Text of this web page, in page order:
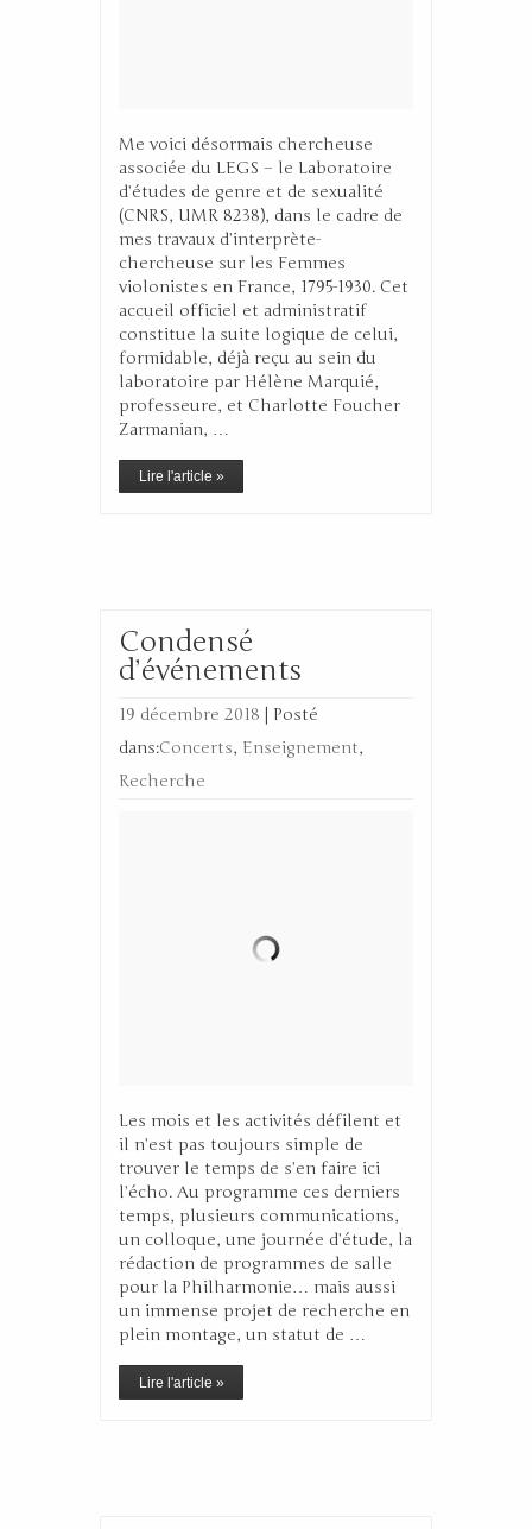
Me voici désormais chercheuse
associée du LEGS – le Laboratoire
d’études de genre et de sexualité
(CNRS, UMR 8238), dans le cadre de
mes travaux d’interprète-
chercheuse sur les Femmes
violonistes en France, 1795-1930. Cet
accueil officiel et administratif
constitue la suite logique de celui,
formidable, déjà reçu au sein du
laboratoire par Hélène Marquié,
professeure, et Charlotte Foucher
Zarmanian, …
Lire l'article »
Condensé
d’événements
19 décembre 2018
Posté
dans:Concerts, Enseignement,
Recherche
Les mois et les activités défilent et
il n’est pas toujours simple de
trouver le temps de s’en faire ici
l’écho. Au programme ces derniers
temps, plusieurs communications,
un colloque, une journée d’étude, la
rédaction de programmes de salle
pour la Philharmonie… mais aussi
un immense projet de recherche en
plein montage, un statut de …
Lire l'article »